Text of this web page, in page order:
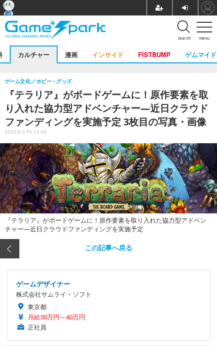
menu
search
カルチャー 漫画 インサイド FISTBUMP ゲムマイド
『テラリア』がボードゲームに！原作要素を取
り入れた協力型アドベンチャー―近日クラウド
ファンディングを実施予定 3枚目の写真・画像
ゲーム文化 ホビー・グッズ
2023.6.2 Fri 13:49
『テラリア』がボードゲームに！原作要素を取り入れた協力型アドベン
チャー―近日クラウドファンディングを実施予定
この記事へ戻る
ゲームデザイナー
株式会社サムライ・ソフト
東京都
月給30万円～40万円
正社員